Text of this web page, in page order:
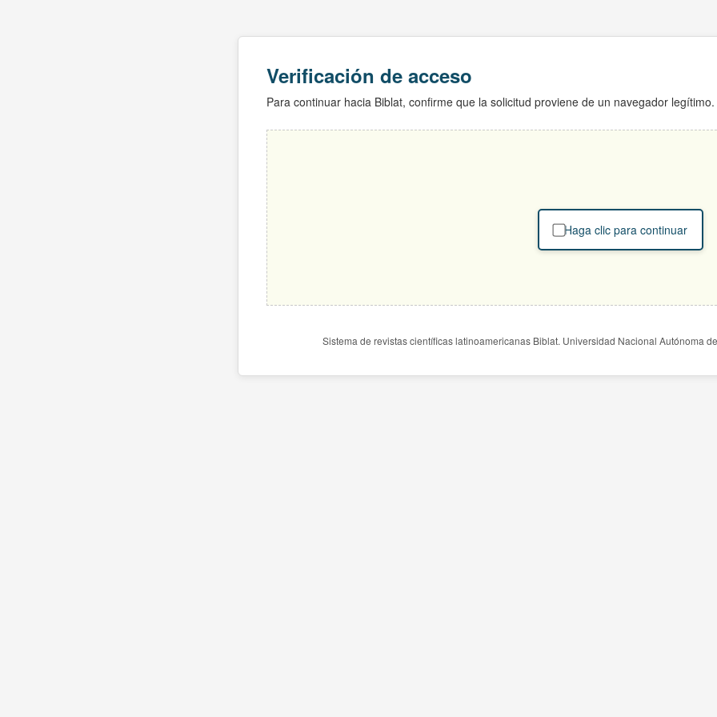
Verificación de acceso
Para continuar hacia Biblat, confirme que la solicitud proviene de un navegador legítimo.
Haga clic para continuar
Sistema de revistas científicas latinoamericanas Biblat. Universidad Nacional Autónoma